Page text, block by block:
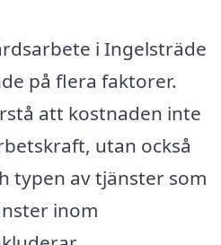
i Ingelsträde
på flera faktorer.
att kostnaden inte
utan också
typen av tjänster som
inom